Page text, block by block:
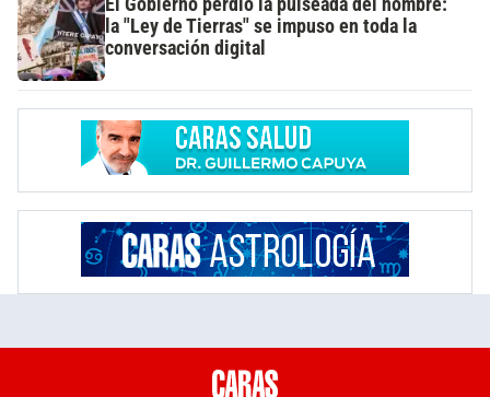
El Gobierno perdió la pulseada del nombre:
la "Ley de Tierras" se impuso en toda la
conversación digital